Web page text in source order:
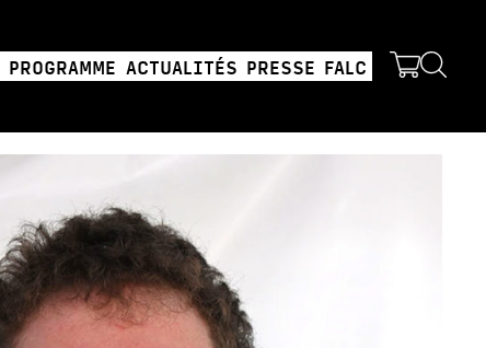
PROGRAMME ACTUALITÉS PRESSE FALC